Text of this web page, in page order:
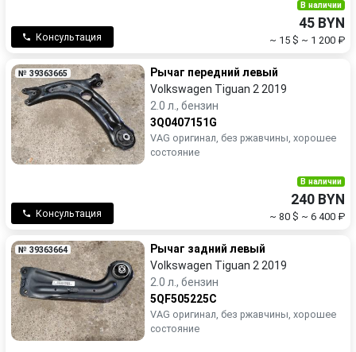
Консультация
В наличии
45 BYN
~ 15 $ ~ 1 200 ₽
№ 39363665
Рычаг передний левый
Volkswagen Tiguan 2 2019
2.0 л., бензин
3Q0407151G
VAG оригинал, без ржавчины, хорошее
состояние
Консультация
В наличии
240 BYN
~ 80 $ ~ 6 400 ₽
№ 39363664
Рычаг задний левый
Volkswagen Tiguan 2 2019
2.0 л., бензин
5QF505225C
VAG оригинал, без ржавчины, хорошее
состояние